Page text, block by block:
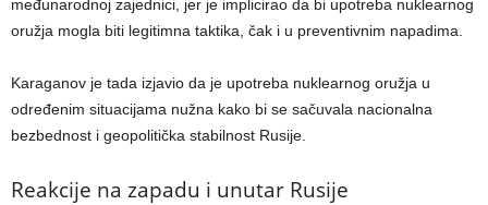
međunarodnoj zajednici, jer je implicirao da bi upotreba nuklearnog
oružja mogla biti legitimna taktika, čak i u preventivnim napadima.
Karaganov je tada izjavio da je upotreba nuklearnog oružja u
određenim situacijama nužna kako bi se sačuvala nacionalna
bezbednost i geopolitička stabilnost Rusije.
Reakcije na zapadu i unutar Rusije